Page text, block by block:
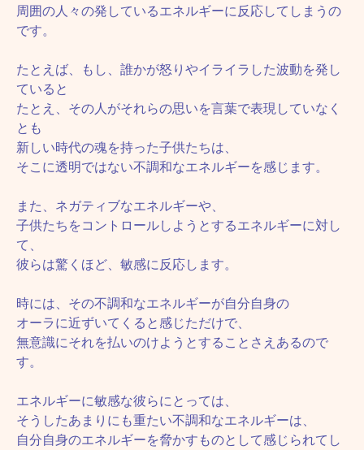
周囲の人々の発しているエネルギーに反応してしまうの
です。
たとえば、もし、誰かが怒りやイライラした波動を発し
ていると
たとえ、その人がそれらの思いを言葉で表現していなく
とも
新しい時代の魂を持った子供たちは、
そこに透明ではない不調和なエネルギーを感じます。
また、ネガティブなエネルギーや、
子供たちをコントロールしようとするエネルギーに対し
て、
彼らは驚くほど、敏感に反応します。
時には、その不調和なエネルギーが自分自身の
オーラに近ずいてくると感じただけで、
無意識にそれを払いのけようとすることさえあるので
す。
エネルギーに敏感な彼らにとっては、
そうしたあまりにも重たい不調和なエネルギーは、
自分自身のエネルギーを脅かすものとして感じられてし